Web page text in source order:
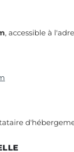
, accessible à